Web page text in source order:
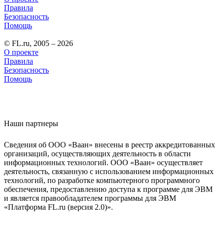
Правила
Безопасность
Помощь
© FL.ru, 2005 – 2026
О проекте
Правила
Безопасность
Помощь
Наши партнеры
Сведения об ООО «Ваан» внесены в реестр аккредитованных
организаций, осуществляющих деятельность в области
информационных технологий. ООО «Ваан» осуществляет
деятельность, связанную с использованием информационных
технологий, по разработке компьютерного программного
обеспечения, предоставлению доступа к программе для ЭВМ
и является правообладателем программы для ЭВМ
«Платформа FL.ru (версия 2.0)».